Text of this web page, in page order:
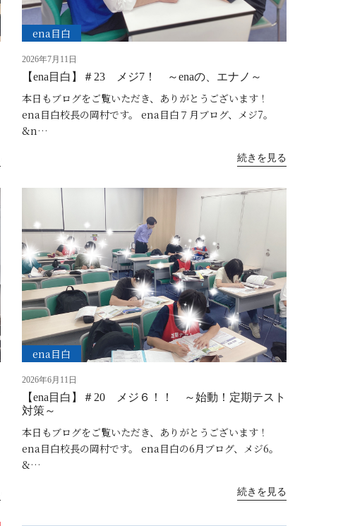
ena目白
2026年7月11日
【ena目白】＃23 メジ7！ ～enaの、エナノ～
本日もブログをご覧いただき、ありがとうございます！
ena目白校長の岡村です。 ena目白７月ブログ、メジ7。
&n…
続きを見る
ena目白
2026年6月11日
【ena目白】＃20 メジ６！！ ～始動！定期テスト
対策～
本日もブログをご覧いただき、ありがとうございます！
ena目白校長の岡村です。 ena目白の6月ブログ、メジ6。
&…
続きを見る